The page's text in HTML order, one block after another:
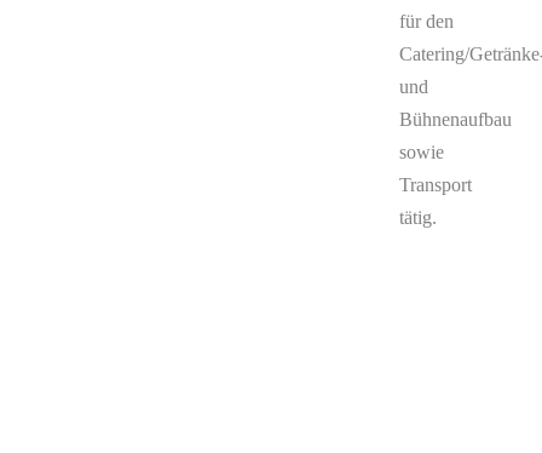
für den
Catering/
und
Bühnenaufbau
sowie
Transport
tätig.